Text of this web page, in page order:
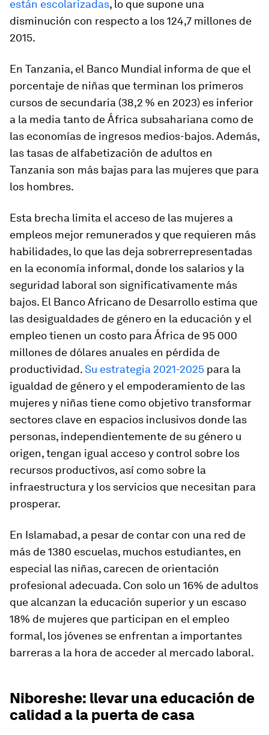
están escolarizadas, lo que supone una
disminución con respecto a los 124,7 millones de
2015.
En Tanzania, el Banco Mundial informa de que el
porcentaje de niñas que terminan los primeros
cursos de secundaria (38,2 % en 2023) es inferior
a la media tanto de África subsahariana como de
las economías de ingresos medios-bajos. Además,
las tasas de alfabetización de adultos en
Tanzania son más bajas para las mujeres que para
los hombres.
Esta brecha limita el acceso de las mujeres a
empleos mejor remunerados y que requieren más
habilidades, lo que las deja sobrerrepresentadas
en la economía informal, donde los salarios y la
seguridad laboral son significativamente más
bajos. El Banco Africano de Desarrollo estima que
las desigualdades de género en la educación y el
empleo tienen un costo para África de 95 000
millones de dólares anuales en pérdida de
productividad.Su estrategia 2021-2025 para la
igualdad de género y el empoderamiento de las
mujeres y niñas tiene como objetivo transformar
sectores clave en espacios inclusivos donde las
personas, independientemente de su género u
origen, tengan igual acceso y control sobre los
recursos productivos, así como sobre la
infraestructura y los servicios que necesitan para
prosperar.
En Islamabad, a pesar de contar con una red de
más de 1380 escuelas, muchos estudiantes, en
especial las niñas, carecen de orientación
profesional adecuada. Con solo un 16% de adultos
que alcanzan la educación superior y un escaso
18% de mujeres que participan en el empleo
formal, los jóvenes se enfrentan a importantes
barreras a la hora de acceder al mercado laboral.
Niboreshe: llevar una educación de
calidad a la puerta de casa